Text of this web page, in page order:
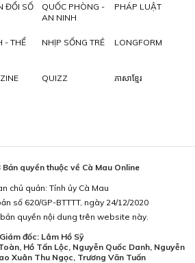
ĐỔI SỐ
QUỐC PHÒNG -
AN NINH
PHÁP LUẬT
- THỂ
NHỊP SỐNG TRẺ LONGFORM
QUIZZ ភាសាខ្មែរ
quyền thuộc về Cà Mau Online
chủ quản: Tỉnh ủy Cà Mau
số 620/GP-BTTTT, ngày 24/12/2020
quyền nội dung trên website này.
Giám đốc: Lâm Hồ Sỹ
Hồ Tấn Lộc, Nguyễn Quốc Danh, Nguyễn
Xuân Thu Ngọc, Trương Văn Tuấn